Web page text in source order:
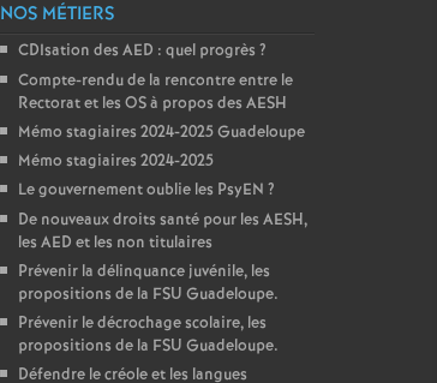
NOS MÉTIERS
CDIsation des AED : quel progrès ?
Compte-rendu de la rencontre entre le
Rectorat et les OS à propos des AESH
Mémo stagiaires 2024-2025 Guadeloupe
Mémo stagiaires 2024-2025
Le gouvernement oublie les PsyEN ?
De nouveaux droits santé pour les AESH,
les AED et les non titulaires
Prévenir la délinquance juvénile, les
propositions de la FSU Guadeloupe.
Prévenir le décrochage scolaire, les
propositions de la FSU Guadeloupe.
Défendre le créole et les langues